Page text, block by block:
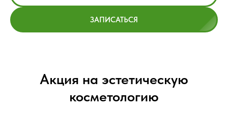
ЗАПИСАТЬСЯ
Акция на эстетическую
косметологию